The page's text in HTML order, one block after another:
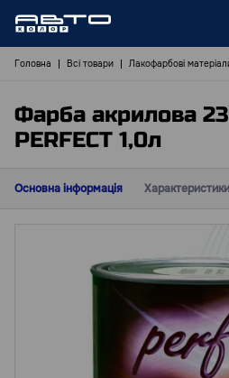
Головна Всі товари Лакофарбові
Фарба акрилова
PERFECT 1,0л
Основна інформація Характеристики